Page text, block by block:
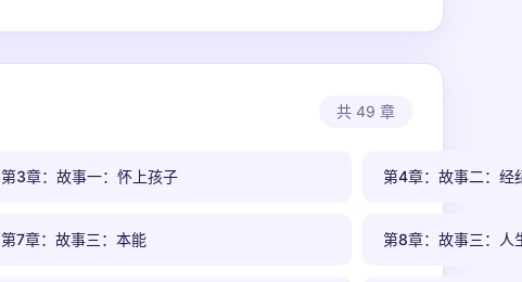
共 49 章
第3章：故事一：怀上孩子 第4章：故事二：经
第7章：故事三：本能 第8章：故事三：人